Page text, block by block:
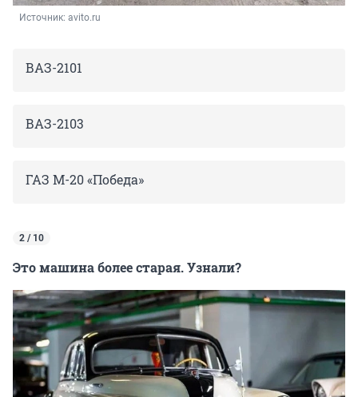
Источник: avito.ru
ВАЗ-2101
ВАЗ-2103
ГАЗ М-20«Победа»
2 / 10
Это машина более старая. Узнали?